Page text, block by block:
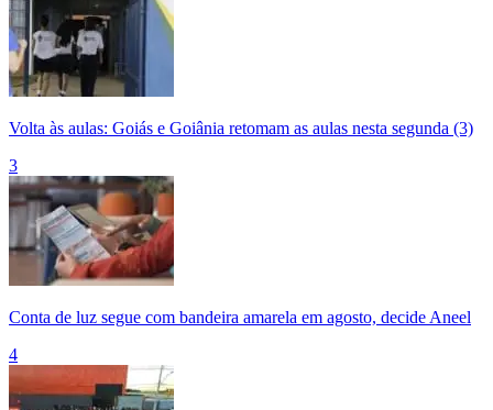
Volta às aulas: Goiás e Goiânia retomam as aulas nesta segunda (3)
3
Conta de luz segue com bandeira amarela em agosto, decide Aneel
4